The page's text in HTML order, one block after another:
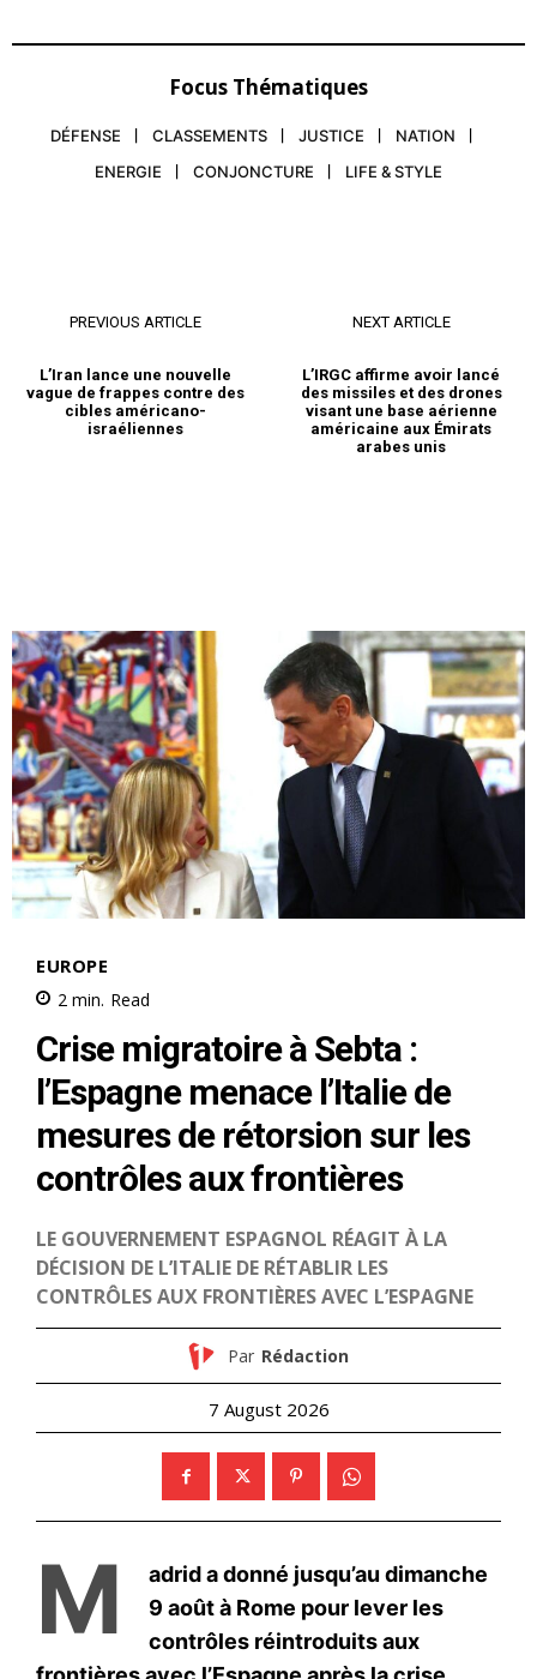
Focus Thématiques
DÉFENSE CLASSEMENTS JUSTICE
NATION
ENERGIE
CONJONCTURE LIFE & STYLE
PREVIOUS ARTICLE
L’Iran lance une nouvelle
vague de frappes contre des
cibles américano-
israéliennes
NEXT ARTICLE
L’IRGC affirme avoir lancé
des missiles et des drones
visant une base aérienne
américaine aux Émirats
arabes unis